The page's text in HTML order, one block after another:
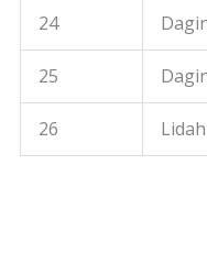
24
25
26